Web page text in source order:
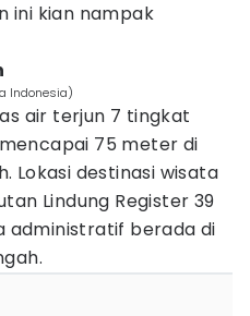
ini kian nampak
Indonesia)
air terjun 7 tingkat
75 meter di
Lokasi destinasi wisata
Lindung Register 39
administratif berada di